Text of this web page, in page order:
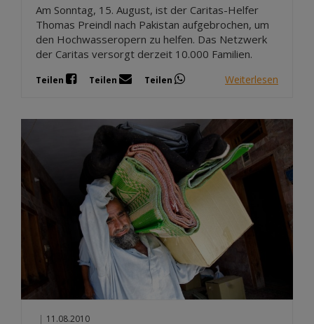
Am Sonntag, 15. August, ist der Caritas-Helfer
Thomas Preindl nach Pakistan aufgebrochen, um
den Hochwasseropern zu helfen. Das Netzwerk
der Caritas versorgt derzeit 10.000 Familien.
Teilen Teilen Teilen Weiterlesen
| 11.08.2010